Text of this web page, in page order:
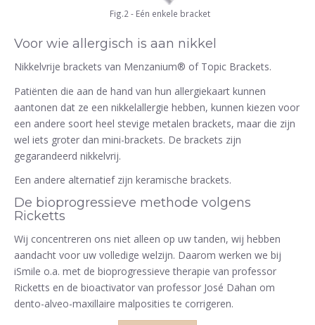
Fig.2 - Eén enkele bracket
Voor wie allergisch is aan nikkel
Nikkelvrije brackets van Menzanium® of Topic Brackets.
Patiënten die aan de hand van hun allergiekaart kunnen
aantonen dat ze een nikkelallergie hebben, kunnen kiezen voor
een andere soort heel stevige metalen brackets, maar die zijn
wel iets groter dan mini-brackets. De brackets zijn
gegarandeerd nikkelvrij.
Een andere alternatief zijn keramische brackets.
De bioprogressieve methode volgens
Ricketts
Wij concentreren ons niet alleen op uw tanden, wij hebben
aandacht voor uw volledige welzijn. Daarom werken we bij
iSmile o.a. met de bioprogressieve therapie van professor
Ricketts en de bioactivator van professor José Dahan om
dento-alveo-maxillaire malposities te corrigeren.